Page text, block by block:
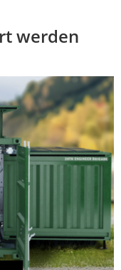
werden